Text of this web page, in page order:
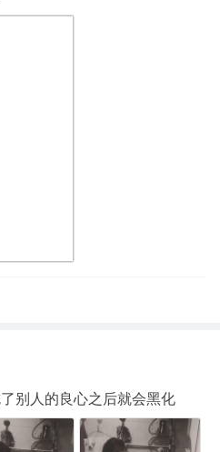
别人的良心之后就会黑化